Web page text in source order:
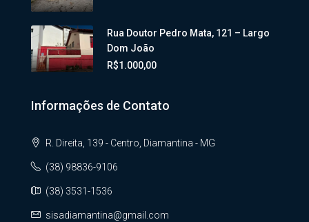
Rua Doutor Pedro Mata, 121 – Largo
Dom João
R$1.000,00
Informações de Contato
R. Direita, 139 - Centro, Diamantina - MG
(38) 98836-9106
(38) 3531-1536
sisadiamantina@gmail.com